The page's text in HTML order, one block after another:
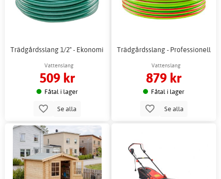
Trädgårdsslang 1/2" - Ekonomi
Vattenslang
509 kr
Fåtal i lager
Se alla
Trädgårdsslang - Professionell
Vattenslang
879 kr
Fåtal i lager
Se alla